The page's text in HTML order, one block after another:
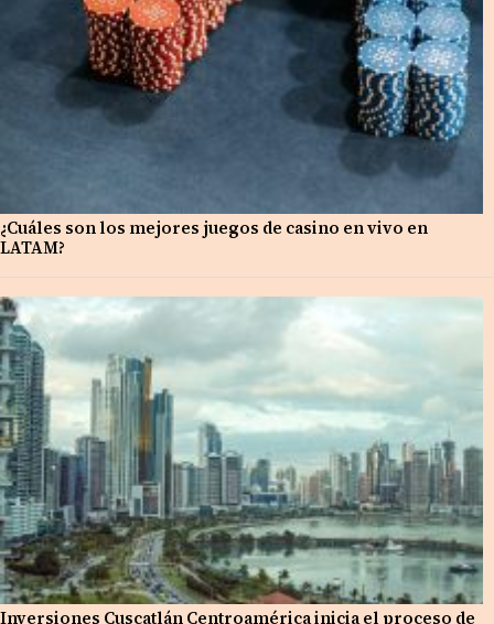
¿Cuáles son los mejores juegos de casino en vivo en
LATAM?
Inversiones Cuscatlán Centroamérica inicia el proceso de